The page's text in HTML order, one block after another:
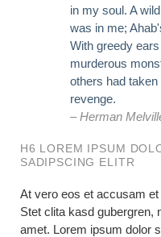
in my soul. A
was in me;
With greedy
murderous
others had
revenge.
– Herman
H6 LOREM IPSUM
SADIPSCING ELITR
At vero eos et accusam
Stet clita kasd gubergren,
amet. Lorem ipsum dolor